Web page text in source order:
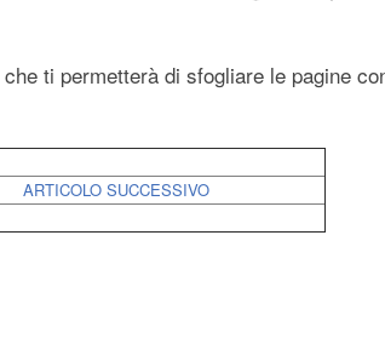
che ti permetterà di sfogliare le pagine
ARTICOLO SUCCESSIVO